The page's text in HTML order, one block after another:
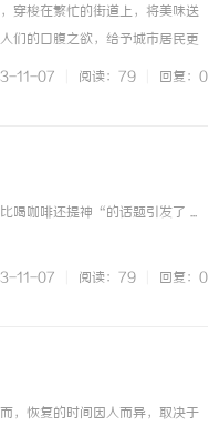
穿梭在繁忙的街道上，将美味送
们的口腹之欲，给予城市居民更
快速发展，人们的生活方式也发
11-07 阅读：79 回复：0
喝咖啡还提神“的话题引发了 ...
11-07 阅读：79 回复：0
，恢复的时间因人而异，取决于